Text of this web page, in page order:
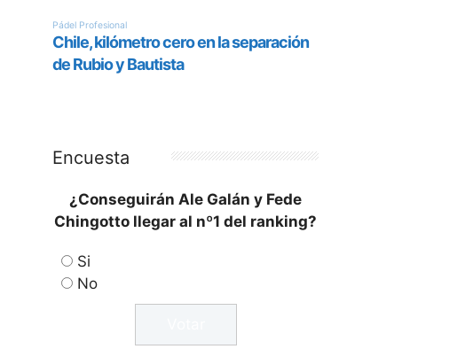
Encuesta
¿Conseguirán Ale Galán y Fede
Chingotto llegar al nº1 del ranking?
Si
No